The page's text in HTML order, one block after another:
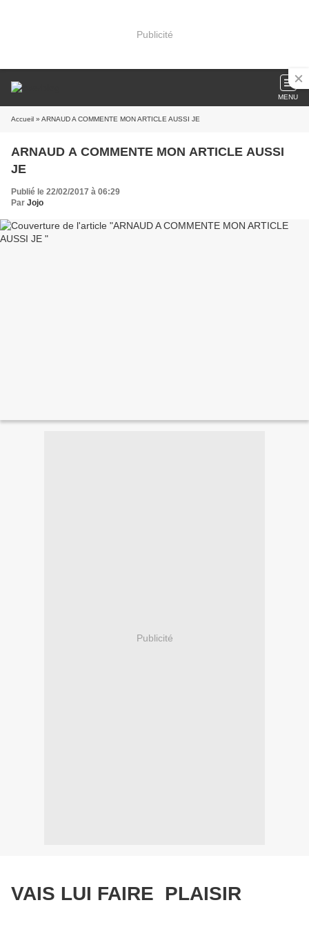
Publicité
MENU
Accueil » ARNAUD A COMMENTE MON ARTICLE AUSSI JE
ARNAUD A COMMENTE MON ARTICLE AUSSI
JE
Publié le 22/02/2017 à 06:29
Par Jojo
Publicité
VAIS LUI FAIRE PLAISIR